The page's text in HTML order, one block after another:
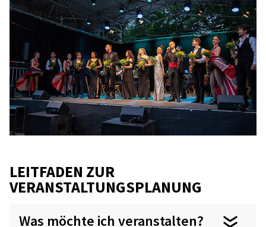
LEITFADEN ZUR
VERANSTALTUNGSPLANUNG
Was möchte ich veranstalten?